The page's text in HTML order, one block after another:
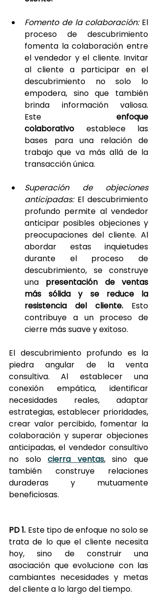
Fomento de la colaboración: El
proceso de descubrimiento
fomenta la colaboración entre
el vendedor y el cliente. Invitar
al cliente a participar en el
descubrimiento no solo lo
empodera, sino que también
brinda información valiosa.
Este enfoque
colaborativo establece las
bases para una relación de
trabajo que va más allá de la
transacción única.
Superación de objeciones
anticipadas: El descubrimiento
profundo permite al vendedor
anticipar posibles objeciones y
preocupaciones del cliente. Al
abordar estas inquietudes
durante el proceso de
descubrimiento, se construye
una presentación de ventas
más sólida
y se reduce la
resistencia del cliente. Esto
contribuye a un proceso de
cierre más suave y exitoso.
El descubrimiento profundo es la
piedra angular de la venta
consultiva. Al establecer una
conexión empática, identificar
necesidades reales, adaptar
estrategias, establecer prioridades,
crear valor percibido, fomentar la
colaboración y superar objeciones
anticipadas, el vendedor consultivo
no solo cierra ventas, sino que
también construye relaciones
duraderas y mutuamente
beneficiosas.
PD 1. Este tipo de enfoque no solo se
trata de lo que el cliente necesita
hoy, sino de construir una
asociación que evolucione con las
cambiantes necesidades y metas
del cliente a lo largo del tiempo.